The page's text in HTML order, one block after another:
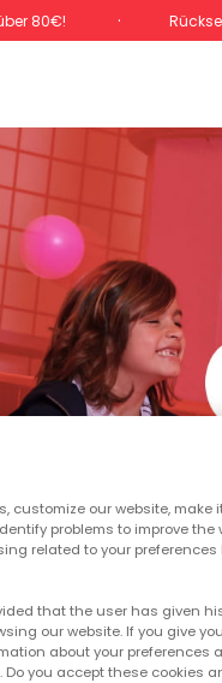
80€!
customize our website, make
problems to improve the
related to your preferences
that the user has given
our website. If you give
about your preferences
you accept these cookies